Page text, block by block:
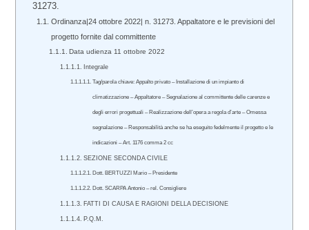
31273.
Ordinanza|24 ottobre 2022| n. 31273. Appaltatore e le previsioni del
progetto fornite dal committente
Data udienza 11 ottobre 2022
Integrale
Tag/parola chiave: Appalto privato – Installazione di un impianto di
climatizzazione – Appaltatore – Segnalazione al committente delle carenze e
degli errori progettuali – Realizzazione dell’opera a regola d’arte – Omessa
segnalazione – Responsabilità anche se ha eseguito fedelmente il progetto e le
indicazioni – Art. 1176 comma 2 cc
SEZIONE SECONDA CIVILE
Dott. BERTUZZI Mario – Presidente
Dott. SCARPA Antonio – rel. Consigliere
FATTI DI CAUSA E RAGIONI DELLA DECISIONE
P.Q.M.